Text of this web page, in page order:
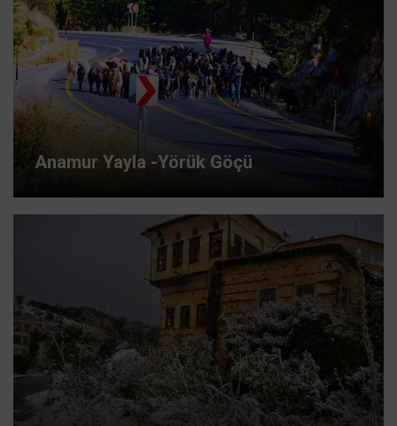
Anamur Yayla -Yörük Göçü